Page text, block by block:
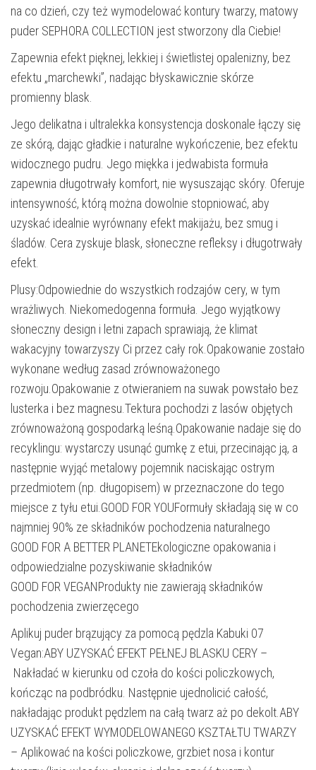
na co dzień, czy też wymodelować kontury twarzy, matowy
puder SEPHORA COLLECTION jest stworzony dla Ciebie!
Zapewnia efekt pięknej, lekkiej i świetlistej opalenizny, bez
efektu „marchewki”, nadając błyskawicznie skórze
promienny blask.
Jego delikatna i ultralekka konsystencja doskonale łączy się
ze skórą, dając gładkie i naturalne wykończenie, bez efektu
widocznego pudru. Jego miękka i jedwabista formuła
zapewnia długotrwały komfort, nie wysuszając skóry. Oferuje
intensywność, którą można dowolnie stopniować, aby
uzyskać idealnie wyrównany efekt makijażu, bez smug i
śladów. Cera zyskuje blask, słoneczne refleksy i długotrwały
efekt.
Plusy:Odpowiednie do wszystkich rodzajów cery, w tym
wrażliwych. Niekomedogenna formuła. Jego wyjątkowy
słoneczny design i letni zapach sprawiają, że klimat
wakacyjny towarzyszy Ci przez cały rok.Opakowanie zostało
wykonane według zasad zrównoważonego
rozwoju.Opakowanie z otwieraniem na suwak powstało bez
lusterka i bez magnesu.Tektura pochodzi z lasów objętych
zrównoważoną gospodarką leśną.Opakowanie nadaje się do
recyklingu: wystarczy usunąć gumkę z etui, przecinając ją, a
następnie wyjąć metalowy pojemnik naciskając ostrym
przedmiotem (np. długopisem) w przeznaczone do tego
miejsce z tyłu etui.GOOD FOR YOUFormuły składają się w co
najmniej 90% ze składników pochodzenia naturalnego
GOOD FOR A BETTER PLANETEkologiczne opakowania i
odpowiedzialne pozyskiwanie składników
GOOD FOR VEGANProdukty nie zawierają składników
pochodzenia zwierzęcego
Aplikuj puder brązujący za pomocą pędzla Kabuki 07
Vegan:ABY UZYSKAĆ EFEKT PEŁNEJ BLASKU CERY –
Nakładać w kierunku od czoła do kości policzkowych,
kończąc na podbródku. Następnie ujednolicić całość,
nakładając produkt pędzlem na całą twarz aż po dekolt.ABY
UZYSKAĆ EFEKT WYMODELOWANEGO KSZTAŁTU TWARZY
– Aplikować na kości policzkowe, grzbiet nosa i kontur